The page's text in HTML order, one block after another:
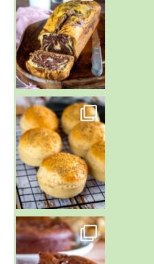
~ BUNS MAISON ~
Un peu de boulange par ici au
~ GÂTEAU FONDANT CHOCO NOISETTE ~
C'est lundi